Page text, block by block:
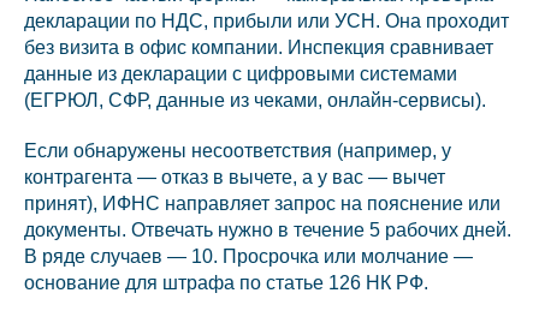
декларации по НДС, прибыли или УСН. Она проходит
без визита в офис компании. Инспекция сравнивает
данные из декларации с цифровыми системами
(ЕГРЮЛ, СФР, данные из чеками, онлайн-сервисы).
Если обнаружены несоответствия (например, у
контрагента — отказ в вычете, а у вас — вычет
принят), ИФНС направляет запрос на пояснение или
документы. Отвечать нужно в течение 5 рабочих дней.
В ряде случаев — 10. Просрочка или молчание —
основание для штрафа по статье 126 НК РФ.